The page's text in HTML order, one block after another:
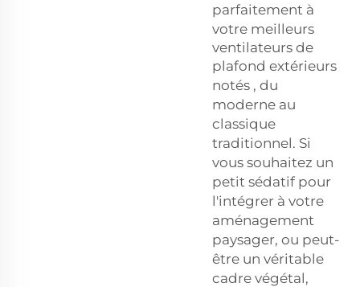
parfaitement à
votre meilleurs
ventilateurs de
plafond extérieurs
notés , du
moderne au
classique
traditionnel. Si
vous souhaitez un
petit sédatif pour
l'intégrer à votre
aménagement
paysager, ou peut-
être un véritable
cadre végétal,